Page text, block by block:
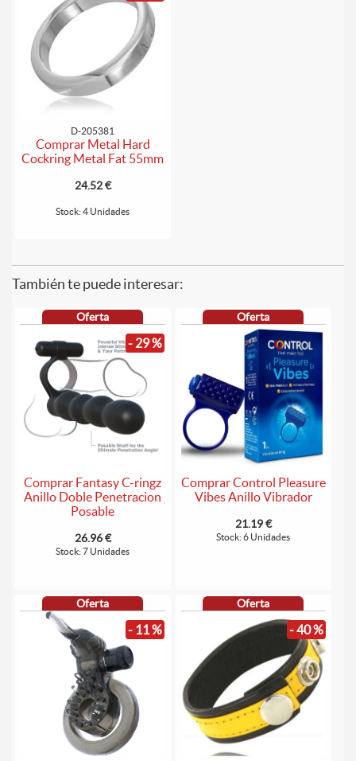
D-205381
Comprar Metal Hard
Cockring Metal Fat 55mm
24.52 €
Stock: 4 Unidades
También te puede interesar:
Oferta
- 29 %
Comprar Fantasy C-ringz
Anillo Doble Penetracion
Posable
26.96 €
Stock: 7 Unidades
Oferta
Comprar Control Pleasure
Vibes Anillo Vibrador
21.19 €
Stock: 6 Unidades
Oferta
- 11 %
Oferta
- 40 %